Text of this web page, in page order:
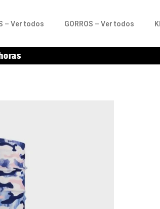
– Ver todos GORROS – Ver todos